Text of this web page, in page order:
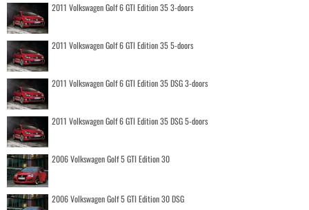
2011 Volkswagen Golf 6 GTI Edition 35 3-doors
2011 Volkswagen Golf 6 GTI Edition 35 5-doors
2011 Volkswagen Golf 6 GTI Edition 35 DSG 3-doors
2011 Volkswagen Golf 6 GTI Edition 35 DSG 5-doors
2006 Volkswagen Golf 5 GTI Edition 30
2006 Volkswagen Golf 5 GTI Edition 30 DSG